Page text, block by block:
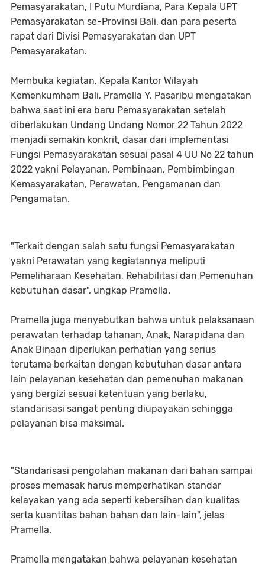
Pemasyarakatan, I Putu Murdiana, Para Kepala UPT
Pemasyarakatan se-Provinsi Bali, dan para peserta
rapat dari Divisi Pemasyarakatan dan UPT
Pemasyarakatan.
Membuka kegiatan, Kepala Kantor Wilayah
Kemenkumham Bali, Pramella Y. Pasaribu mengatakan
bahwa saat ini era baru Pemasyarakatan setelah
diberlakukan Undang Undang Nomor 22 Tahun 2022
menjadi semakin konkrit, dasar dari implementasi
Fungsi Pemasyarakatan sesuai pasal 4 UU No 22 tahun
2022 yakni Pelayanan, Pembinaan, Pembimbingan
Kemasyarakatan, Perawatan, Pengamanan dan
Pengamatan.
"Terkait dengan salah satu fungsi Pemasyarakatan
yakni Perawatan yang kegiatannya meliputi
Pemeliharaan Kesehatan, Rehabilitasi dan Pemenuhan
kebutuhan dasar", ungkap Pramella.
Pramella juga menyebutkan bahwa untuk pelaksanaan
perawatan terhadap tahanan, Anak, Narapidana dan
Anak Binaan diperlukan perhatian yang serius
terutama berkaitan dengan kebutuhan dasar antara
lain pelayanan kesehatan dan pemenuhan makanan
yang bergizi sesuai ketentuan yang berlaku,
standarisasi sangat penting diupayakan sehingga
pelayanan bisa maksimal.
"Standarisasi pengolahan makanan dari bahan sampai
proses memasak harus memperhatikan standar
kelayakan yang ada seperti kebersihan dan kualitas
serta kuantitas bahan bahan dan lain-lain", jelas
Pramella.
Pramella mengatakan bahwa pelayanan kesehatan